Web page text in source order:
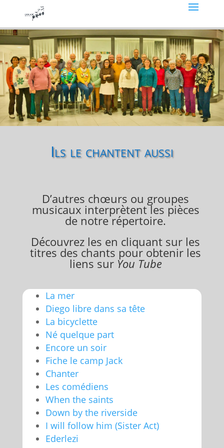
Ils le chantent aussi
D’autres chœurs ou groupes
musicaux interprètent les pièces
de notre répertoire.
Découvrez les en cliquant sur les
titres des chants pour obtenir les
liens sur You Tube
La mer
Diego libre dans sa tête
La bicyclette
Né quelque part
Encore un soir
Fiche le camp Jack
Chanter
Les comédiens
When the saints
Down by the riverside
I will follow him (Sister Act)
Ederlezi